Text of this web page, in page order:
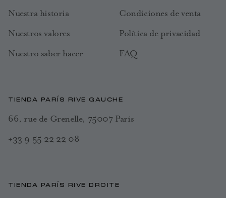
Nuestra historia
Nuestros valores
Nuestro saber hacer
Condiciones de venta
Política de privacidad
FAQ
TIENDA PARÍS RIVE GAUCHE
66, rue de Grenelle, 75007 París
+33 9 55 22 22 08
TIENDA PARÍS RIVE DROITE